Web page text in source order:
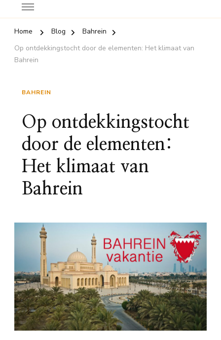
Home Blog
Bahrein
Op ontdekkingstocht door de elementen: Het klimaat van
Bahrein
BAHREIN
Op ontdekkingstocht
door de elementen:
Het klimaat van
Bahrein